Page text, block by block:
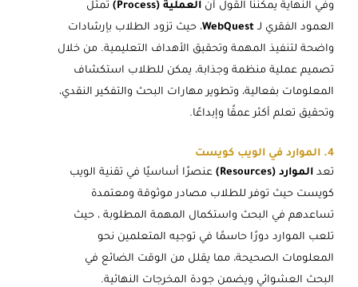
وفي النهاية يمكننا القول أن العملية (Process)
تمثل
العمود الفقري لـ WebQuest، حيث تزود الطلاب بإرشادات
واضحة لتنفيذ المهمة وتحقيق الأهداف التعليمية. من خلال
تصميم عملية منظمة وجذابة، يمكن للطلاب استكشاف
المعلومات بفعالية، وتطوير مهارات البحث والتفكير النقدي،
وتحقيق تعلم أكثر عمقًا وإبداعًا.
4. الموارد في الويب كويست
تعد الموارد (Resources)
عنصرًا أساسيًا في تقنية الويب
كويست حيث توفر للطلاب مصادر موثوقة ومعتمدة
تساعدهم في البحث واستكمال المهمة المطلوبة ، حيث
تلعب الموارد دورًا حاسمًا في توجيه المتعلمين نحو
المعلومات الصحيحة، مما يقلل من الوقت الضائع في
البحث العشوائي ويضمن جودة المخرجات النهائية.